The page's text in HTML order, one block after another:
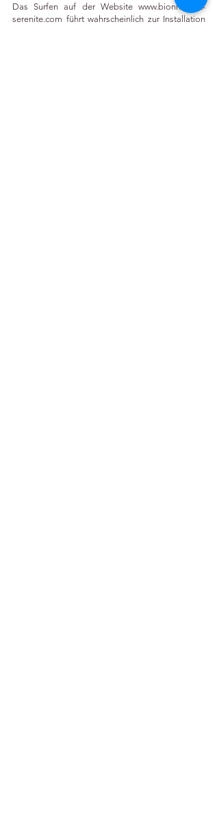
Das Surfen auf der Website www.bionheur-et-
serenite.com führt wahrscheinlich zur Installation